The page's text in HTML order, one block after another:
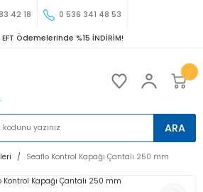
42 18 0 536 341 48 53
Ödemelerinde %15 İNDİRİM!
ARA
Seaflo Kontrol Kapağı Çantalı 250 mm